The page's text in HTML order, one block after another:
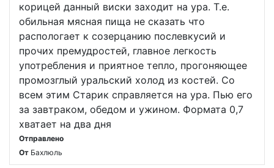
корицей данный виски заходит на ура. Т.е.
обильная мясная пища не сказать что
распологает к созерцанию послевкусий и
прочих премудростей, главное легкость
употребления и приятное тепло, прогоняющее
промозглый уральский холод из костей. Со
всем этим Старик справляется на ура. Пью его
за завтраком, обедом и ужином. Формата 0,7
хватает на два дня
Отправлено
От Бахлюль